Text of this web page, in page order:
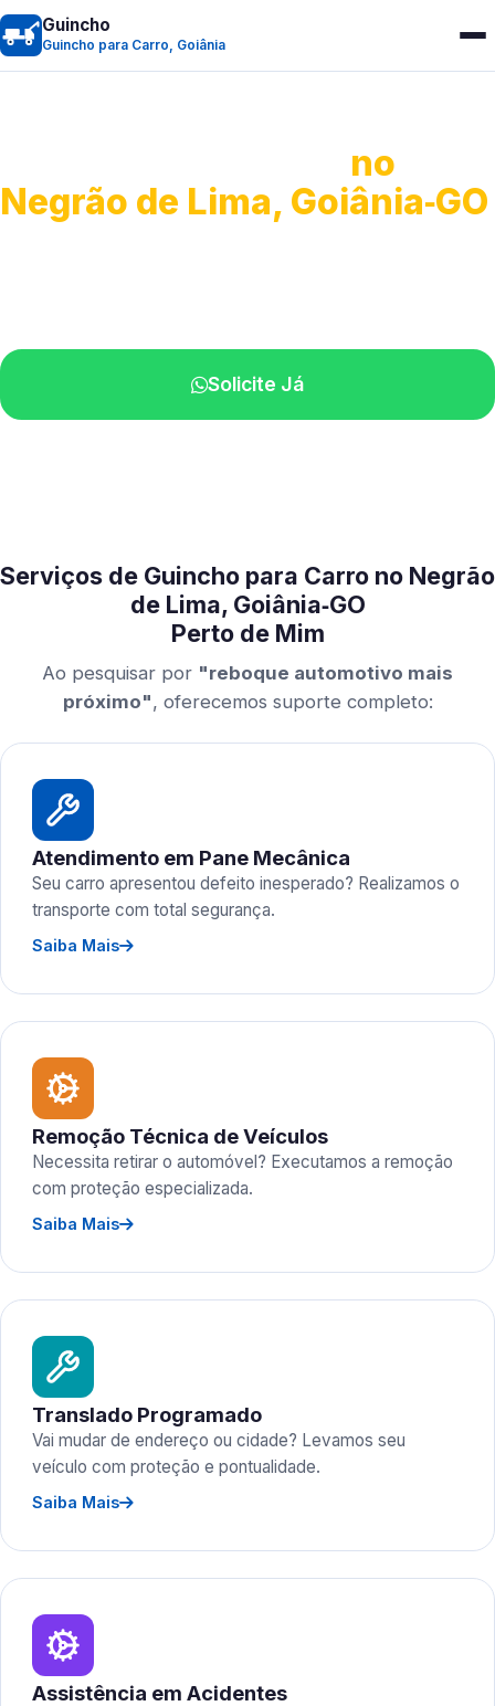
Guincho
Guincho para Carro, Goiânia
no
Negrão de Lima, Goiânia‑GO
Solicite Já
Serviços de Guincho para Carro no Negrão
de Lima, Goiânia‑GO
Perto de Mim
Ao pesquisar por "reboque automotivo mais
próximo", oferecemos suporte completo:
Atendimento em Pane Mecânica
Seu carro apresentou defeito inesperado? Realizamos o
transporte com total segurança.
Saiba Mais
Remoção Técnica de Veículos
Necessita retirar o automóvel? Executamos a remoção
com proteção especializada.
Saiba Mais
Translado Programado
Vai mudar de endereço ou cidade? Levamos seu
veículo com proteção e pontualidade.
Saiba Mais
Assistência em Acidentes